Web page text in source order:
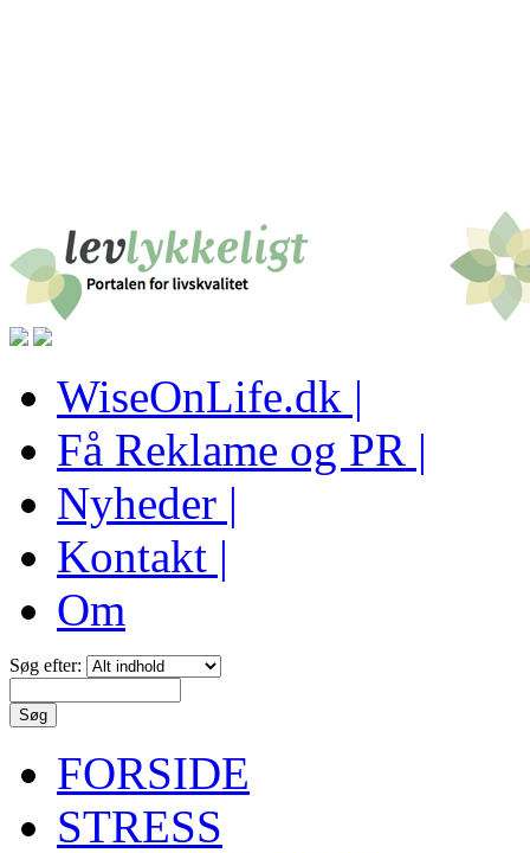
WiseOnLife.dk |
Få Reklame og PR |
Nyheder |
Kontakt |
Om
Søg efter:
FORSIDE
STRESS